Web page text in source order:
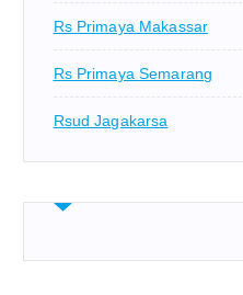
Rs Primaya Makassar
Rs Primaya Semarang
Rsud Jagakarsa